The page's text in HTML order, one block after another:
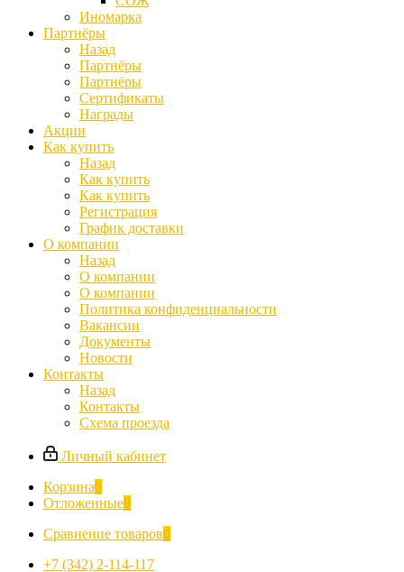
Иномарка
Партнёры
Назад
Партнёры
Партнёры
Сертификаты
Награды
Акции
Как купить
Назад
Как купить
Как купить
Регистрация
График доставки
О компании
Назад
О компании
О компании
Политика конфиденциальности
Вакансии
Документы
Новости
Контакты
Назад
Контакты
Схема проезда
Личный кабинет
Корзина0
Отложенные0
Сравнение товаров0
+7 (342) 2-114-117